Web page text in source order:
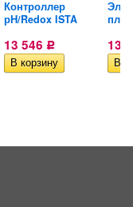
Контроллер
рН/Redox ISTA
13 546 Р 13